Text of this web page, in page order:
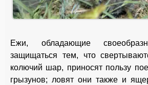
Ежи, обладающие
защищаться тем, что
колючий шар, приносят пользу
грызунов; ловят они также и